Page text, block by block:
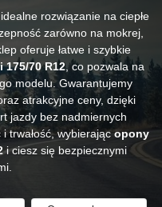
rozwiązanie na ciepłe
zarówno na mokrej,
oferuje łatwe i szybkie
70 R12, co pozwala na
modelu. Gwarantujemy
atrakcyjne ceny, dzięki
jazdy bez nadmiernych
trwałość, wybierając opony
i ciesz się bezpiecznymi